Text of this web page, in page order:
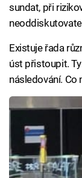
sundat, při
Existuje řada
úst přistoupit.
následování. Co